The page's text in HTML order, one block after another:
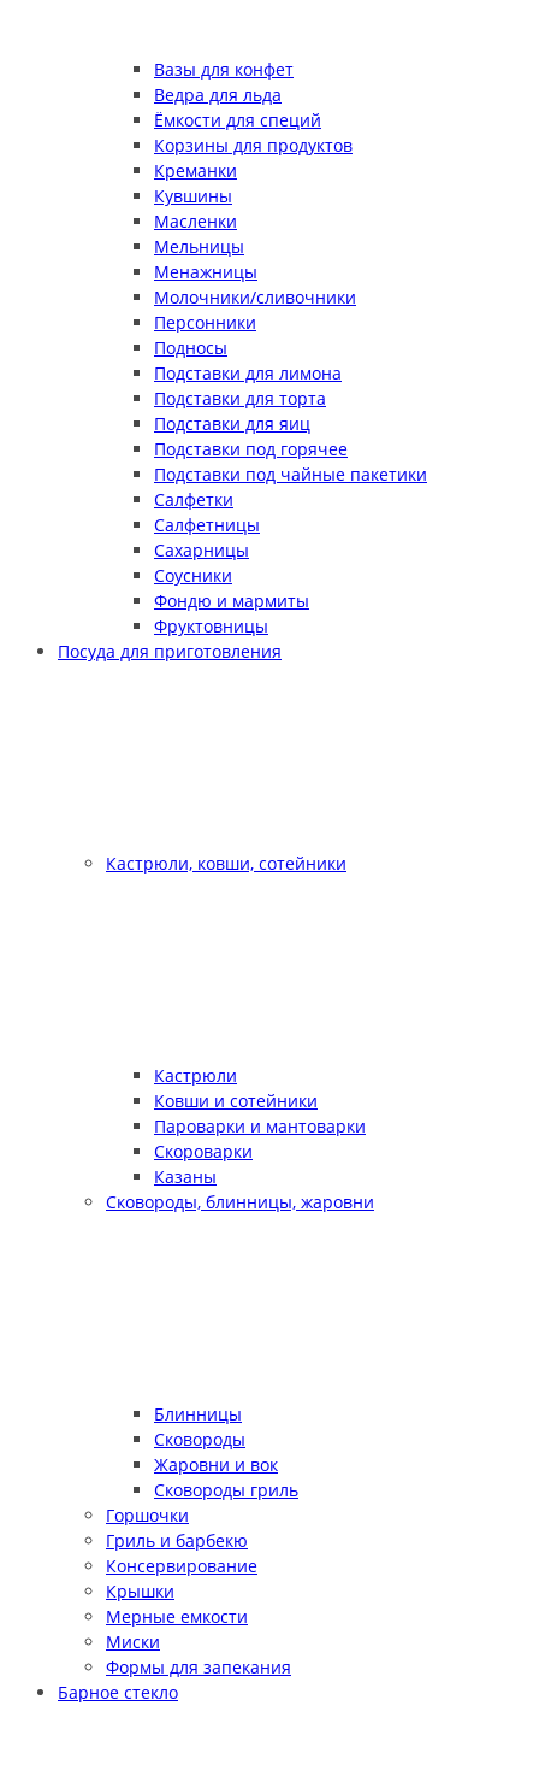
Вазы для конфет
Ведра для льда
Ёмкости для специй
Корзины для продуктов
Креманки
Кувшины
Масленки
Мельницы
Менажницы
Молочники/сливочники
Персонники
Подносы
Подставки для лимона
Подставки для торта
Подставки для яиц
Подставки под горячее
Подставки под чайные пакетики
Салфетки
Салфетницы
Сахарницы
Соусники
Фондю и мармиты
Фруктовницы
Посуда для приготовления
Кастрюли, ковши, сотейники
Кастрюли
Ковши и сотейники
Пароварки и мантоварки
Скороварки
Казаны
Сковороды, блинницы, жаровни
Блинницы
Сковороды
Жаровни и вок
Сковороды гриль
Горшочки
Гриль и барбекю
Консервирование
Крышки
Мерные емкости
Миски
Формы для запекания
Барное стекло